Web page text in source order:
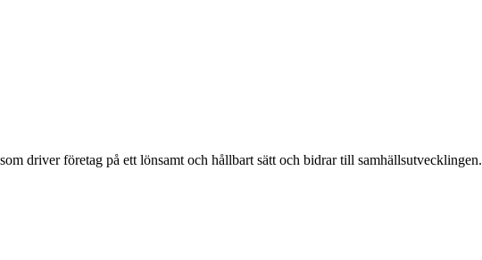
driver företag på ett lönsamt och hållbart sätt och bidrar till samhällsutvecklingen.